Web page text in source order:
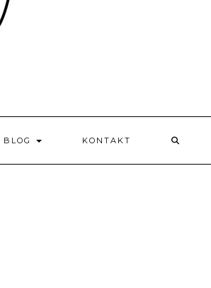
BLOG KONTAKT